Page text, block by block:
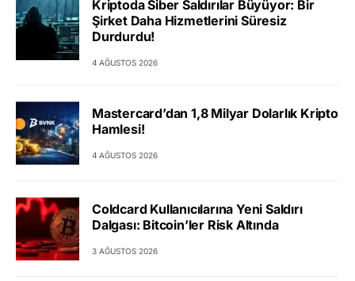
Kriptoda Siber Saldırılar Büyüyor: Bir
Şirket Daha Hizmetlerini Süresiz
Durdurdu!
4 AĞUSTOS 2026
Mastercard’dan 1,8 Milyar Dolarlık Kripto
Hamlesi!
4 AĞUSTOS 2026
Coldcard Kullanıcılarına Yeni Saldırı
Dalgası: Bitcoin’ler Risk Altında
3 AĞUSTOS 2026